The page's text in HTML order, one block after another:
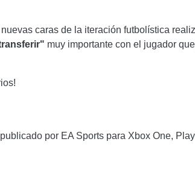
caras de la iteración futbolística
muy importante con el jugador
por EA Sports para Xbox One,